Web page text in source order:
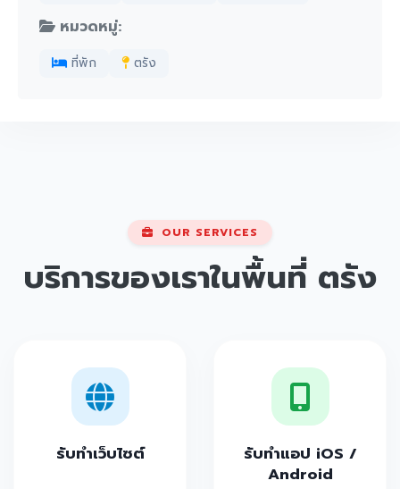
หมวดหมู่:
ที่พัก ตรัง
OUR SERVICES
บริการของเราในพื้นที่ ตรัง
รับทำเว็บไซต์
รับทำแอป iOS /
Android